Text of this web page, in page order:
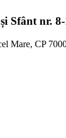
Sfânt nr.
Mare, CP